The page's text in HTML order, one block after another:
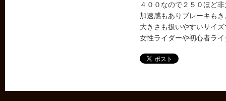
４００なので２５０ほど
加速感もありブレーキも
大きさも扱いやすいサイ
女性ライダーや初心者ラ